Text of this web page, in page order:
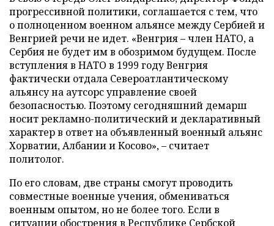
прогрессивной политики, соглашается с тем, что
о полноценном военном альянсе между Сербией и
Венгрией речи не идет. «Венгрия – член НАТО, а
Сербия не будет им в обозримом будущем. После
вступления в НАТО в 1999 году Венгрия
фактически отдала Североатлантическому
альянсу на аутсорс управление своей
безопасностью. Поэтому сегодняшний демарш
носит рекламно-политический и декларативный
характер в ответ на объявленный военный альянс
Хорватии, Албании и Косово», – считает
политолог.
По его словам, две страны смогут проводить
совместные военные учения, обмениваться
военным опытом, но не более того. Если в
ситуации обострения в Республике Сербской